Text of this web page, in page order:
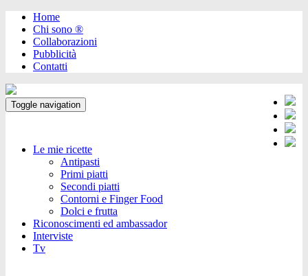
Home
Chi sono ®️
Collaborazioni
Pubblicità
Contatti
Toggle navigation
Le mie ricette
Antipasti
Primi piatti
Secondi piatti
Contorni e Finger Food
Dolci e frutta
Riconoscimenti ed ambassador
Interviste
Tv